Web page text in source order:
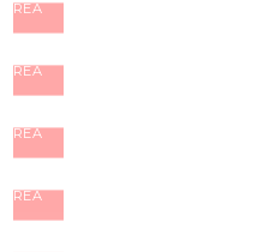
REA
REA
REA
REA